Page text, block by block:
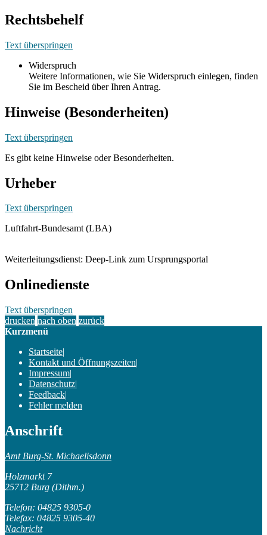
Rechtsbehelf
Text überspringen
Widerspruch
Weitere Informationen, wie Sie Widerspruch einlegen, finden
Sie im Bescheid über Ihren Antrag.
Hinweise (Besonderheiten)
Text überspringen
Es gibt keine Hinweise oder Besonderheiten.
Urheber
Text überspringen
Luftfahrt-Bundesamt (LBA)
Weiterleitungsdienst: Deep-Link zum Ursprungsportal
Onlinedienste
Text überspringen
drucken nach oben zurück
Kurzmenü
Startseite|
Kontakt und Öffnungszeiten|
Impressum|
Datenschutz|
Feedback|
Fehler melden
Anschrift
Amt Burg-St. Michaelisdonn
Holzmarkt 7
25712 Burg (Dithm.)
Telefon: 04825 9305-0
Telefax: 04825 9305-40
Nachricht